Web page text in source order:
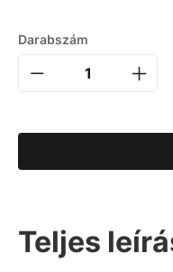
Darabszám
Teljes